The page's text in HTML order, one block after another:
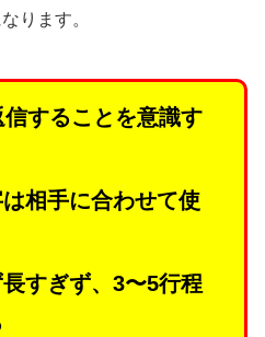
ります。
することを意識す
相手に合わせて使
すぎず、3〜5行程